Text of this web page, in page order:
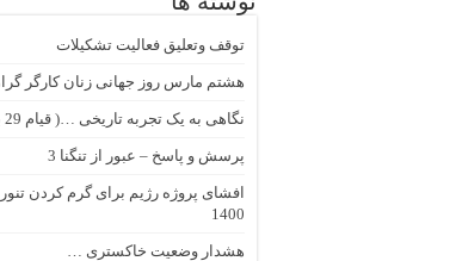
توقف وتعلیق فعالیت تشکیلات
هشتم مارس روز جهانی زنان کارگر
نگاهی به یک تجربه تاریخی …( قیام 29 بهمن تبریز )
پرسش و پاسخ – عبور از تنگنا 3
افشای پروژه رژیم برای گرم کردن
1400
هشدار وضعیت خاکستری …